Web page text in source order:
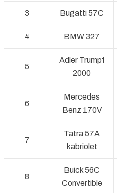
3 Bugatti 57C
4 BMW 327
5
Adler Trumpf
2000
6
Mercedes
Benz 170V
7
Tatra 57A
kabriolet
8
Buick 56C
Convertible